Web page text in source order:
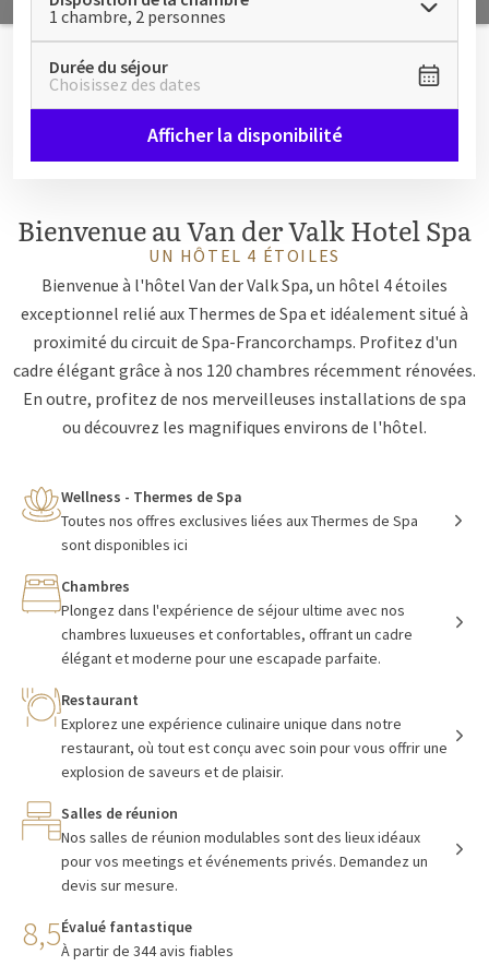
1 chambre, 2 personnes
Durée du séjour
Choisissez des dates
Afficher la disponibilité
Bienvenue au Van der Valk Hotel Spa
UN HÔTEL 4 ÉTOILES
Bienvenue à l'hôtel Van der Valk Spa, un hôtel 4 étoiles
exceptionnel relié aux Thermes de Spa et idéalement situé à
proximité du circuit de Spa-Francorchamps. Profitez d'un
cadre élégant grâce à nos 120 chambres récemment rénovées.
En outre, profitez de nos merveilleuses installations de spa
ou découvrez les magnifiques environs de l'hôtel.
Wellness - Thermes de Spa
Toutes nos offres exclusives liées aux Thermes de Spa
sont disponibles ici
Chambres
Plongez dans l'expérience de séjour ultime avec nos
chambres luxueuses et confortables, offrant un cadre
élégant et moderne pour une escapade parfaite.
Restaurant
Explorez une expérience culinaire unique dans notre
restaurant, où tout est conçu avec soin pour vous offrir une
explosion de saveurs et de plaisir.
Salles de réunion
Nos salles de réunion modulables sont des lieux idéaux
pour vos meetings et événements privés. Demandez un
devis sur mesure.
8,5Évalué fantastique
À partir de 344 avis fiables